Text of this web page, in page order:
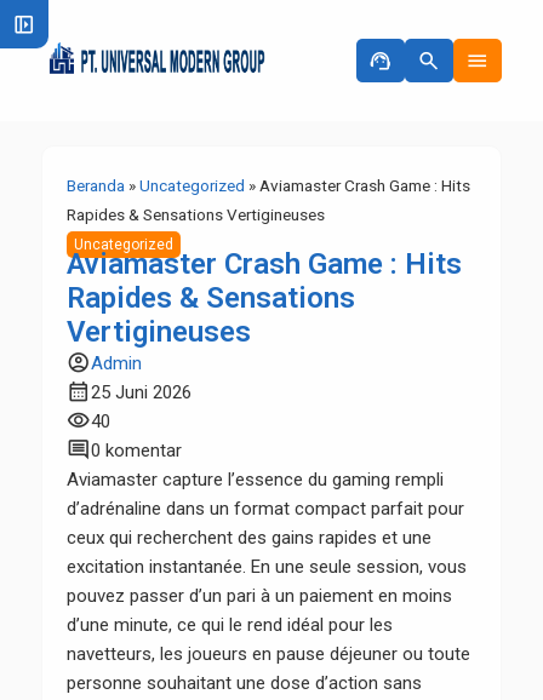
support_agent search menu
Beranda »Uncategorized » Aviamaster Crash Game : Hits
Rapides & Sensations Vertigineuses
Uncategorized
Aviamaster Crash Game : Hits
Rapides & Sensations
Vertigineuses
account_circleAdmin
calendar_month25 Juni 2026
visibility40
comment0 komentar
Aviamaster capture l’essence du gaming rempli
d’adrénaline dans un format compact parfait pour
ceux qui recherchent des gains rapides et une
excitation instantanée. En une seule session, vous
pouvez passer d’un pari à un paiement en moins
d’une minute, ce qui le rend idéal pour les
navetteurs, les joueurs en pause déjeuner ou toute
personne souhaitant une dose d’action sans
left_panel_open